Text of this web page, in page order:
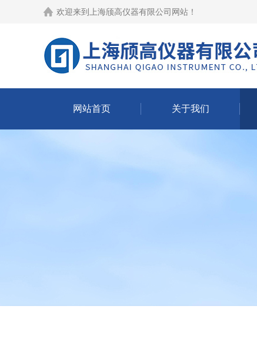
欢迎来到 上海颀高仪器有限公司网站 ！
网站首页 关于我们